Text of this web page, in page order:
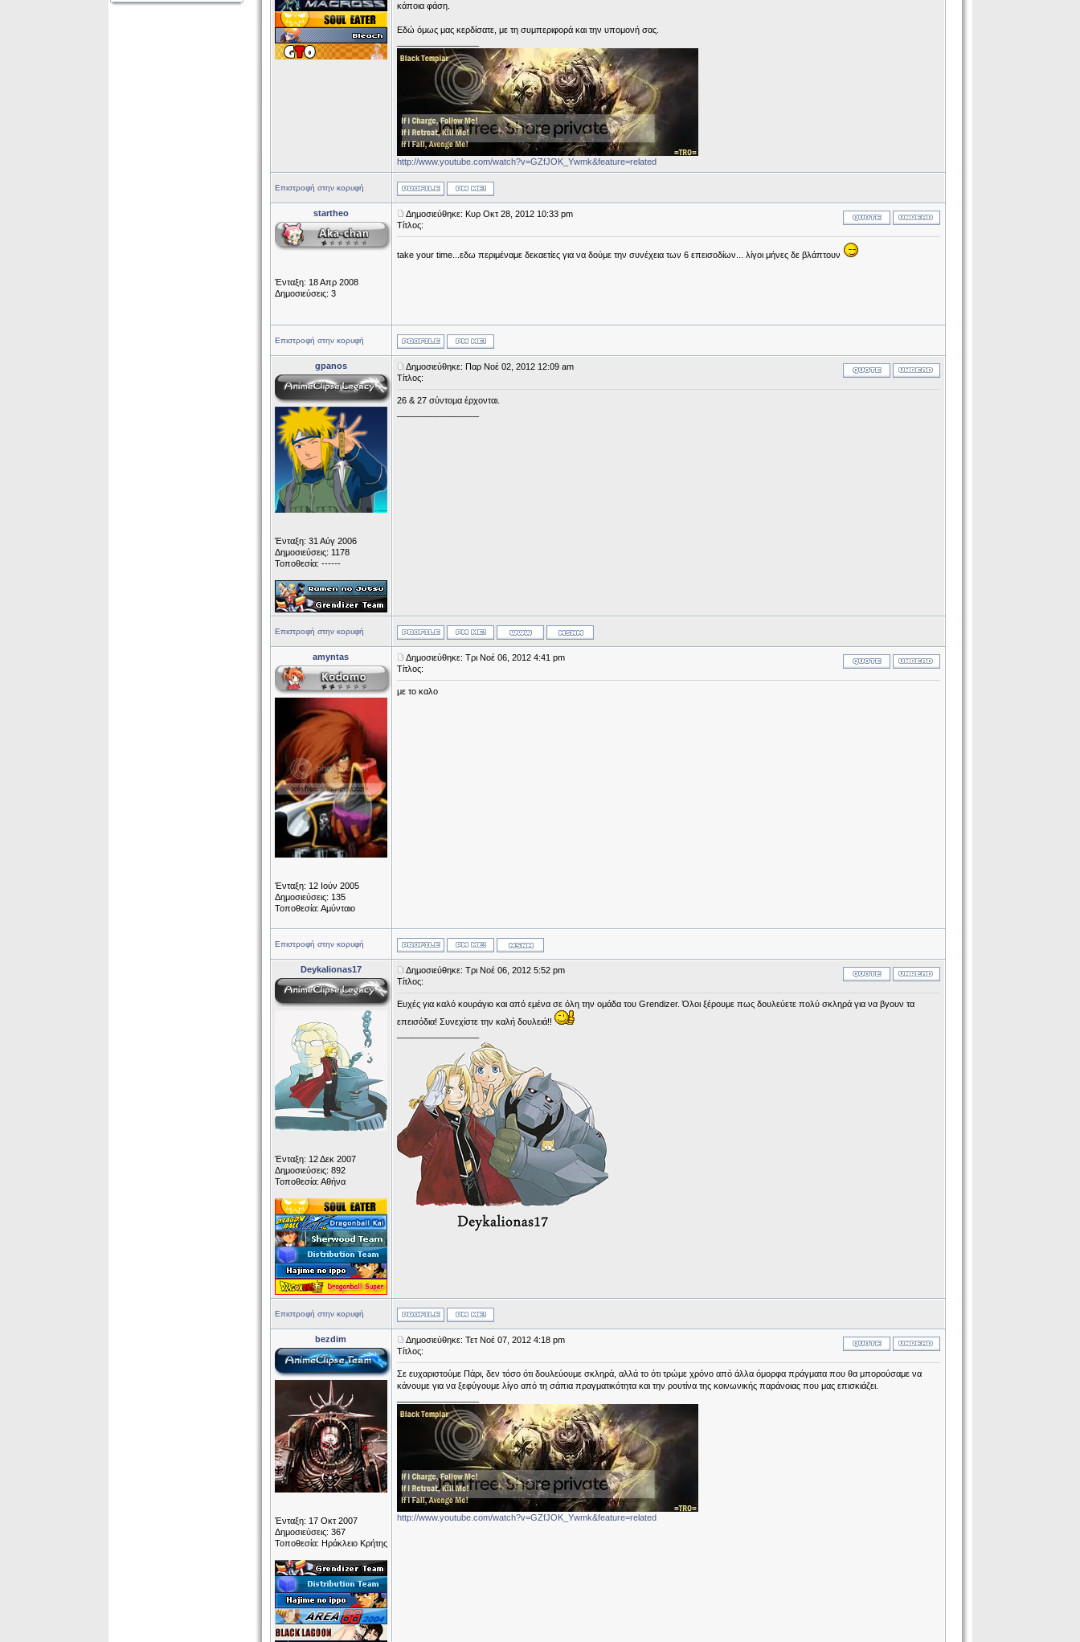
κάποια φάση.
Εδώ όμως μας κερδίσατε, με τη συμπεριφορά και την υπομονή σας.
http://www.youtube.com/watch?v=GZfJOK_Ywmk&feature=related
Επιστροφή στην κορυφή
startheo
Ένταξη: 18 Απρ 2008
Δημοσιεύσεις: 3
Δημοσιεύθηκε: Κυρ Οκτ 28, 2012 10:33 pm
Τίτλος:
take your time...εδω περιμέναμε δεκαετίες για να δούμε την συνέχεια των 6 επεισοδίων... λίγοι μήνες δε βλάπτουν
Επιστροφή στην κορυφή
gpanos
Ένταξη: 31 Αύγ 2006
Δημοσιεύσεις: 1178
Τοποθεσία: ------
Δημοσιεύθηκε: Παρ Νοέ 02, 2012 12:09 am
Τίτλος:
26 & 27 σύντομα έρχονται.
Επιστροφή στην κορυφή
amyntas
Ένταξη: 12 Ιούν 2005
Δημοσιεύσεις: 135
Τοποθεσία: Αμύνταιο
Δημοσιεύθηκε: Τρι Νοέ 06, 2012 4:41 pm
Τίτλος:
με το καλο
Επιστροφή στην κορυφή
Deykalionas17
Ένταξη: 12 Δεκ 2007
Δημοσιεύσεις: 892
Τοποθεσία: Αθήνα
Δημοσιεύθηκε: Τρι Νοέ 06, 2012 5:52 pm
Τίτλος:
Ευχές για καλό κουράγιο και από εμένα σε όλη την ομάδα του Grendizer. Όλοι ξέρουμε πως δουλεύετε πολύ σκληρά για να βγουν τα
επεισόδια! Συνεχίστε την καλή δουλειά!!
Επιστροφή στην κορυφή
bezdim
Ένταξη: 17 Οκτ 2007
Δημοσιεύσεις: 367
Τοποθεσία: Ηράκλειο Κρήτης
Δημοσιεύθηκε: Τετ Νοέ 07, 2012 4:18 pm
Τίτλος:
Σε ευχαριστούμε Πάρι, δεν τόσο ότι δουλεύουμε σκληρά, αλλά το ότι τρώμε χρόνο από άλλα όμορφα πράγματα που θα μπορούσαμε να
κάνουμε για να ξεφύγουμε λίγο από τη σάπια πραγματικότητα και την ρουτίνα της κοινωνικής παράνοιας που μας επισκιάζει.
http://www.youtube.com/watch?v=GZfJOK_Ywmk&feature=related